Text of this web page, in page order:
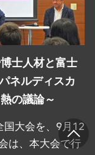
士人材と富士
ネルディスカ
の議論～
国大会を、9月12
は、本大会で行